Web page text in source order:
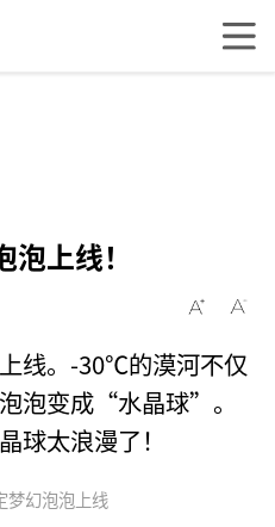
上线！
线。-30℃的漠河不仅
泡变成“水晶球”。
球太浪漫了！
梦幻泡泡上线